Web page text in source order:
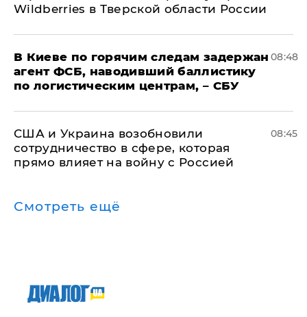
Wildberries в Тверской области России
В Киеве по горячим следам задержан
агент ФСБ, наводивший баллистику
по логистическим центрам, – СБУ
08:48
США и Украина возобновили
сотрудничество в сфере, которая
прямо влияет на войну с Россией
08:45
Смотреть ещё